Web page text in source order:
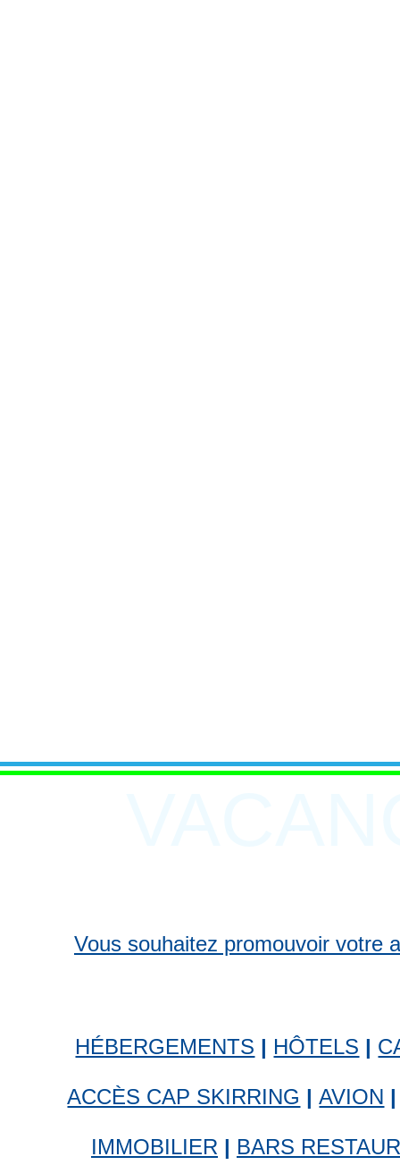
Vous souhaitez promouvoir votre
HÉBERGEMENTS | HÔTELS |
ACCÈS CAP SKIRRING |AVION |
IMMOBILIER | BARS